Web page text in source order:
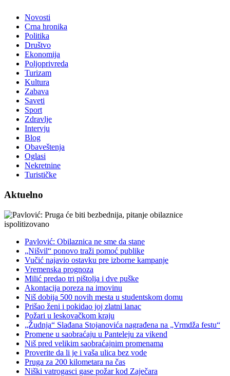
Novosti
Crna hronika
Politika
Društvo
Ekonomija
Poljoprivreda
Turizam
Kultura
Zabava
Saveti
Sport
Zdravlje
Intervju
Blog
Obaveštenja
Oglasi
Nekretnine
Turističke
Aktuelno
Pavlović: Obilaznica ne sme da stane
„Nišvil“ ponovo traži pomoć publike
Vučić najavio ostavku pre izborne kampanje
Vremenska prognoza
Milić predao tri pištolja i dve puške
Akontacija poreza na imovinu
Niš dobija 500 novih mesta u studentskom domu
Prišao ženi i pokidao joj zlatni lanac
Požari u leskovačkom kraju
„Žudnja“ Slađana Stojanovića nagrađena na „Vrmdža festu“
Promene u saobraćaju u Panteleju za vikend
Niš pred velikim saobraćajnim promenama
Proverite da li je i vaša ulica bez vode
Pruga za 200 kilometara na čas
Niški vatrogasci gase požar kod Zaječara